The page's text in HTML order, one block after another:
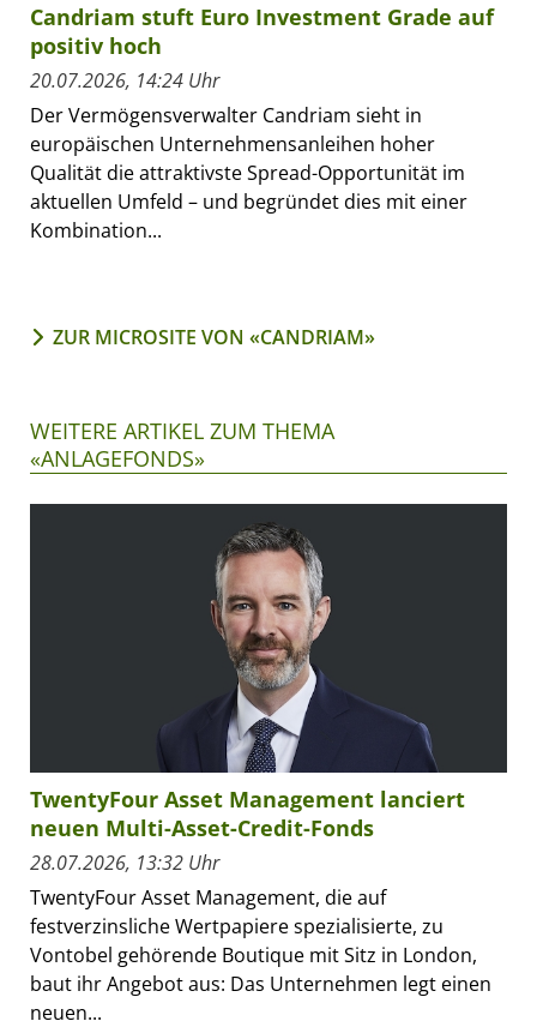
Candriam stuft Euro Investment Grade auf
positiv hoch
20.07.2026, 14:24 Uhr
Der Vermögensverwalter Candriam sieht in
europäischen Unternehmensanleihen hoher
Qualität die attraktivste Spread-Opportunität im
aktuellen Umfeld – und begründet dies mit einer
Kombination...
ZUR MICROSITE VON «CANDRIAM»
WEITERE ARTIKEL ZUM THEMA
«ANLAGEFONDS»
TwentyFour Asset Management lanciert
neuen Multi-Asset-Credit-Fonds
28.07.2026, 13:32 Uhr
TwentyFour Asset Management, die auf
festverzinsliche Wertpapiere spezialisierte, zu
Vontobel gehörende Boutique mit Sitz in London,
baut ihr Angebot aus: Das Unternehmen legt einen
neuen...